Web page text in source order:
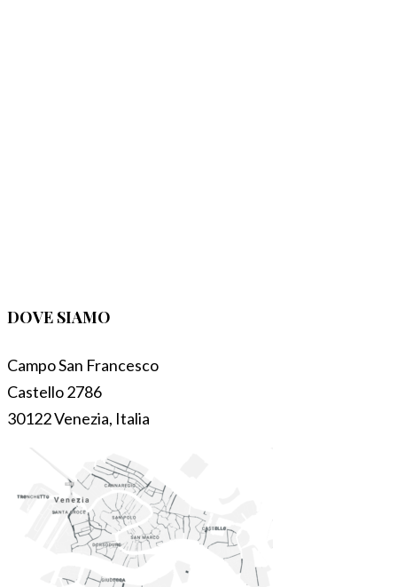
DOVE SIAMO
Campo San Francesco
Castello 2786
30122 Venezia, Italia